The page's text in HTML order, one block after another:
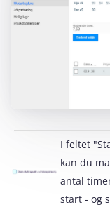
I feltet
kan du
antal
start - og